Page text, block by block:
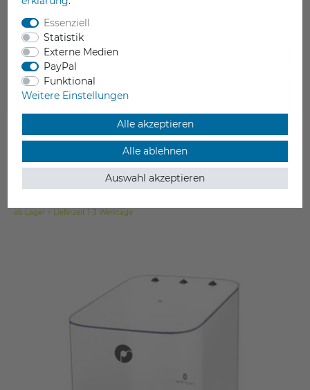
FabConstruct Nozzle Brass AA für Ultimaker UM3, S3, S5, S5 Pro
ab Lager > Lieferzeit 1-3 Werktage
Essenziell
Statistik
Externe Medien
PayPal
Funktional
Weitere Einstellungen
Alle akzeptieren
Alle ablehnen
Auswahl akzeptieren